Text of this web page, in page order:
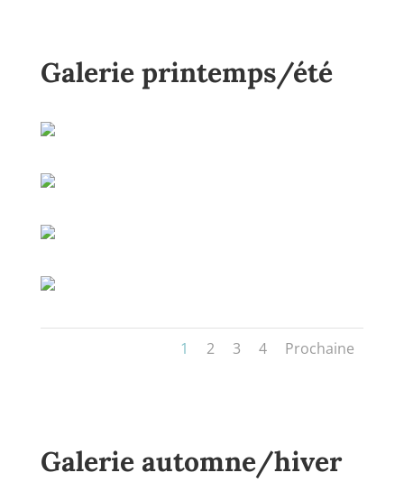
Galerie printemps/été
1 2 3 4 Prochaine
Galerie automne/hiver